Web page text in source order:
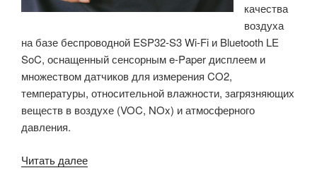
IP68,
датчиками
окружающей
среды
и
возможностью
сотовой
качества
воздуха
на базе беспроводной ESP32-S3 Wi-Fi и Bluetooth LE
SoC, оснащенный сенсорным e-Paper дисплеем и
множеством датчиков для измерения CO2,
температуры, относительной влажности, загрязняющих
веществ в воздухе (VOC, NOx) и атмосферного
давления.
Читать далее«Air